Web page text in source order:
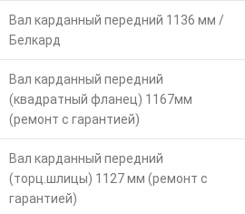
Вал карданный передний 1136 мм /
Белкард
Вал карданный передний
(квадратный фланец) 1167мм
(ремонт с гарантией)
Вал карданный передний
(торц.шлицы) 1127 мм (ремонт с
гарантией)